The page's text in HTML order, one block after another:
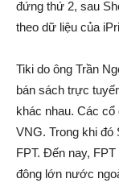
đứng thứ 2, sau
theo dữ liệu của
Tiki do ông Trần
bán sách trực
khác nhau. Các
VNG. Trong khi đó
FPT. Đến nay,
đông lớn nước